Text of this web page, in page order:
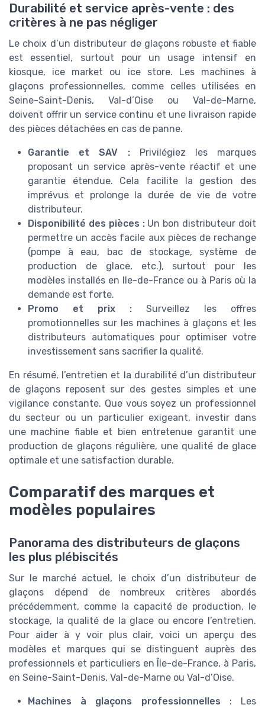
Durabilité et service après-vente : des
critères à ne pas négliger
Le choix d’un distributeur de glaçons robuste et fiable
est essentiel, surtout pour un usage intensif en
kiosque, ice market ou ice store. Les machines à
glaçons professionnelles, comme celles utilisées en
Seine-Saint-Denis, Val-d’Oise ou Val-de-Marne,
doivent offrir un service continu et une livraison rapide
des pièces détachées en cas de panne.
Garantie et SAV :Privilégiez les marques
proposant un service après-vente réactif et une
garantie étendue. Cela facilite la gestion des
imprévus et prolonge la durée de vie de votre
distributeur.
Disponibilité des pièces :Un bon distributeur doit
permettre un accès facile aux pièces de rechange
(pompe à eau, bac de stockage, système de
production de glace, etc.), surtout pour les
modèles installés en Ile-de-France ou à Paris où la
demande est forte.
Promo et prix : Surveillez les offres
promotionnelles sur les machines à glaçons et les
distributeurs automatiques pour optimiser votre
investissement sans sacrifier la qualité.
En résumé, l’entretien et la durabilité d’un distributeur
de glaçons reposent sur des gestes simples et une
vigilance constante. Que vous soyez un professionnel
du secteur ou un particulier exigeant, investir dans
une machine fiable et bien entretenue garantit une
production de glaçons régulière, une qualité de glace
optimale et une satisfaction durable.
Comparatif des marques et
modèles populaires
Panorama des distributeurs de glaçons
les plus plébiscités
Sur le marché actuel, le choix d’un distributeur de
glaçons dépend de nombreux critères abordés
précédemment, comme la capacité de production, le
stockage, la qualité de la glace ou encore l’entretien.
Pour aider à y voir plus clair, voici un aperçu des
modèles et marques qui se distinguent auprès des
professionnels et particuliers en Île-de-France, à Paris,
en Seine-Saint-Denis, Val-de-Marne ou Val-d’Oise.
Machines à glaçons professionnelles : Les